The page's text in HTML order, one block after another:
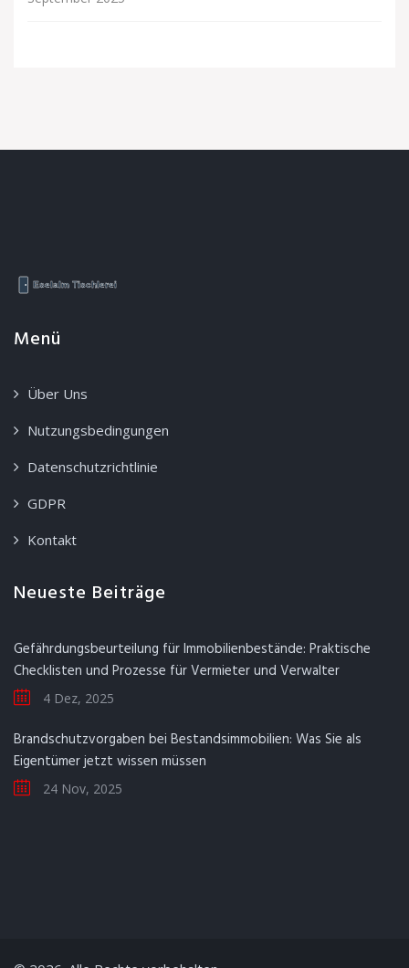
Menü
Über Uns
Nutzungsbedingungen
Datenschutzrichtlinie
GDPR
Kontakt
Neueste Beiträge
Gefährdungsbeurteilung für Immobilienbestände: Praktische
Checklisten und Prozesse für Vermieter und Verwalter
4 Dez, 2025
Brandschutzvorgaben bei Bestandsimmobilien: Was Sie als
Eigentümer jetzt wissen müssen
24 Nov, 2025